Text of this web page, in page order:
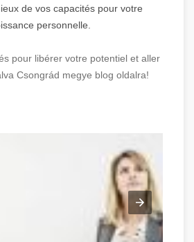
de vos capacités pour votre
personnelle.
pour libérer votre potentiel et aller
Csongrád megye blog oldalra!